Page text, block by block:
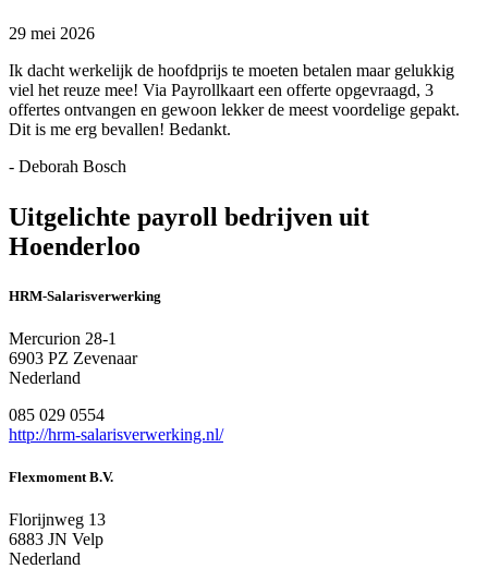
29 mei 2026
Ik dacht werkelijk de hoofdprijs te moeten betalen maar gelukkig
viel het reuze mee! Via Payrollkaart een offerte opgevraagd, 3
offertes ontvangen en gewoon lekker de meest voordelige gepakt.
Dit is me erg bevallen! Bedankt.
- Deborah Bosch
Uitgelichte payroll bedrijven uit
Hoenderloo
HRM-Salarisverwerking
Mercurion 28-1
6903 PZ Zevenaar
Nederland
085 029 0554
http://hrm-salarisverwerking.nl/
Flexmoment B.V.
Florijnweg 13
6883 JN Velp
Nederland